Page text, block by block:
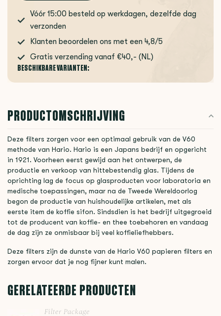
Vóór 15:00 besteld op werkdagen, dezelfde dag
verzonden
Klanten beoordelen ons met een 4,8/5
Gratis verzending vanaf €40,- (NL)
BESCHIKBARE VARIANTEN:
PRODUCTOMSCHRIJVING
Deze filters zorgen voor een optimaal gebruik van de V60
methode van Hario. Hario is een Japans bedrijf en opgericht
in 1921. Voorheen eerst gewijd aan het ontwerpen, de
productie en verkoop van hittebestendig glas. Tijdens de
oprichting lag de focus op glasproducten voor laboratoria en
medische toepassingen, maar na de Tweede Wereldoorlog
begon de productie van huishoudelijke artikelen, met als
eerste item de koffie sifon. Sindsdien is het bedrijf uitgegroeid
tot de producent van koffie- en thee toebehoren en vandaag
de dag zijn ze onmisbaar bij veel koffieliefhebbers.
Deze filters zijn de dunste van de Hario V60 papieren filters en
zorgen ervoor dat je nog fijner kunt malen.
GERELATEERDE PRODUCTEN
Filter Package